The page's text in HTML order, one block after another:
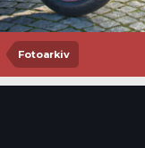
Fotoarkiv